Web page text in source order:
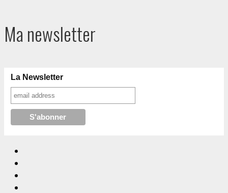
Ma newsletter
La Newsletter